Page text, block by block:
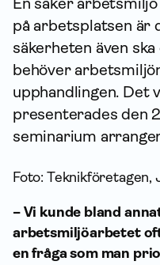
på arbetsplatsen är
säkerheten även
behöver
upphandlingen. Det
presenterades den
seminarium
Foto: Teknikföretagen,
– Vi kunde bland
arbetsmiljöarbetet
en fråga som man